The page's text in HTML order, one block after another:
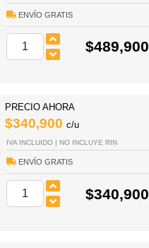
ENVÍO GRATIS
$489,900
PRECIO AHORA
$340,900 c/u
IVA INCLUIDO | NO INCLUYE RIN
ENVÍO GRATIS
$340,900